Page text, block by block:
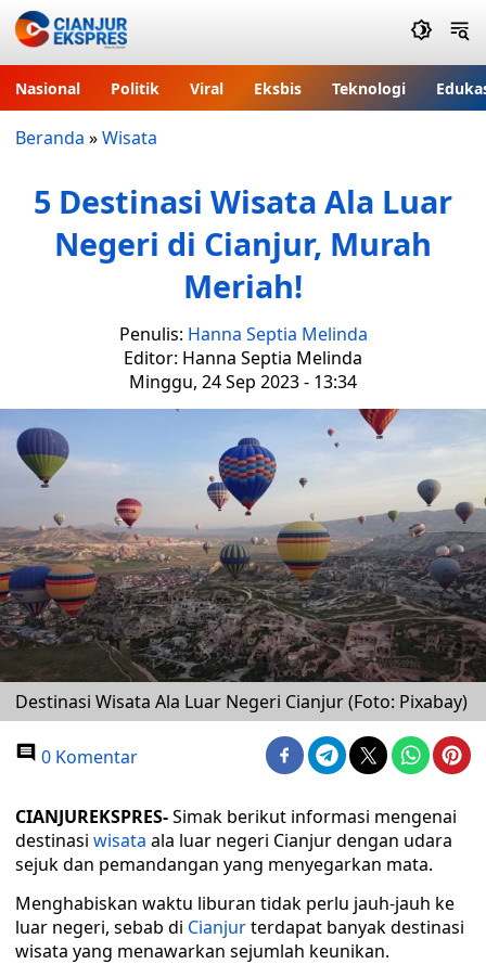
Nasional Politik Viral Eksbis Teknologi
Beranda »Wisata
5 Destinasi Wisata Ala Luar
Negeri di Cianjur, Murah
Meriah!
Penulis: Hanna Septia Melinda
Editor: Hanna Septia Melinda
Minggu, 24 Sep 2023 - 13:34
Destinasi Wisata Ala Luar Negeri Cianjur (Foto: Pixabay)
0 Komentar
CIANJUREKSPRES-Simak berikut informasi mengenai
destinasi wisata ala luar negeri Cianjur dengan udara
sejuk dan pemandangan yang menyegarkan mata.
Menghabiskan waktu liburan tidak perlu jauh-jauh ke
luar negeri, sebab di Cianjurterdapat banyak destinasi
wisata yang menawarkan sejumlah keunikan.